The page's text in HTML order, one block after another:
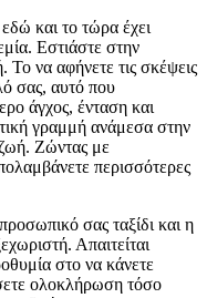
και το τώρα έχει
Εστιάστε στην
να αφήνετε τις σκέψεις
σας, αυτό που
άγχος, ένταση και
γραμμή ανάμεσα στην
Ζώντας με
περισσότερες
σας ταξίδι και η
Απαιτείται
στο να κάνετε
ολοκλήρωση τόσο